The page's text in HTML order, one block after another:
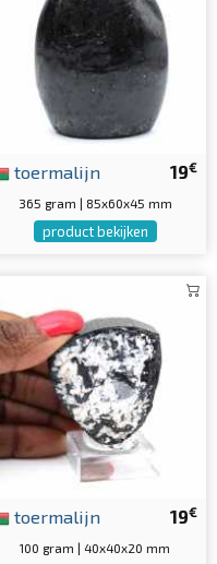
19€
toermalijn
365 gram | 85x60x45 mm
product bekijken
19€
toermalijn
100 gram | 40x40x20 mm